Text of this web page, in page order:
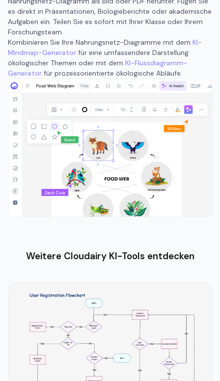
es direkt in Präsentationen, Biologieberichte oder akademische
Aufgaben ein. Teilen Sie es sofort mit Ihrer Klasse oder Ihrem
Forschungsteam.
Kombinieren Sie Ihre Nahrungsnetz-Diagramme mit dem KI-
Mindmap-Generator für eine umfassendere Darstellung
ökologischer Themen oder mit dem KI-Flussdiagramm-
Generator für prozessorientierte ökologische Abläufe.
Weitere Cloudairy KI-Tools entdecken